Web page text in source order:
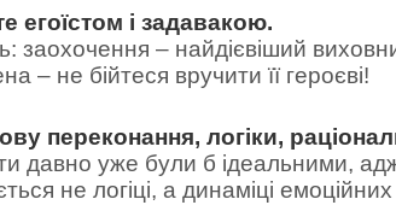
егоїстом і задавакою.
заохочення – найдієвіший
– не бійтеся вручити її героєві!
переконання, логіки,
давно уже були б ідеальними,
не логіці, а динаміці